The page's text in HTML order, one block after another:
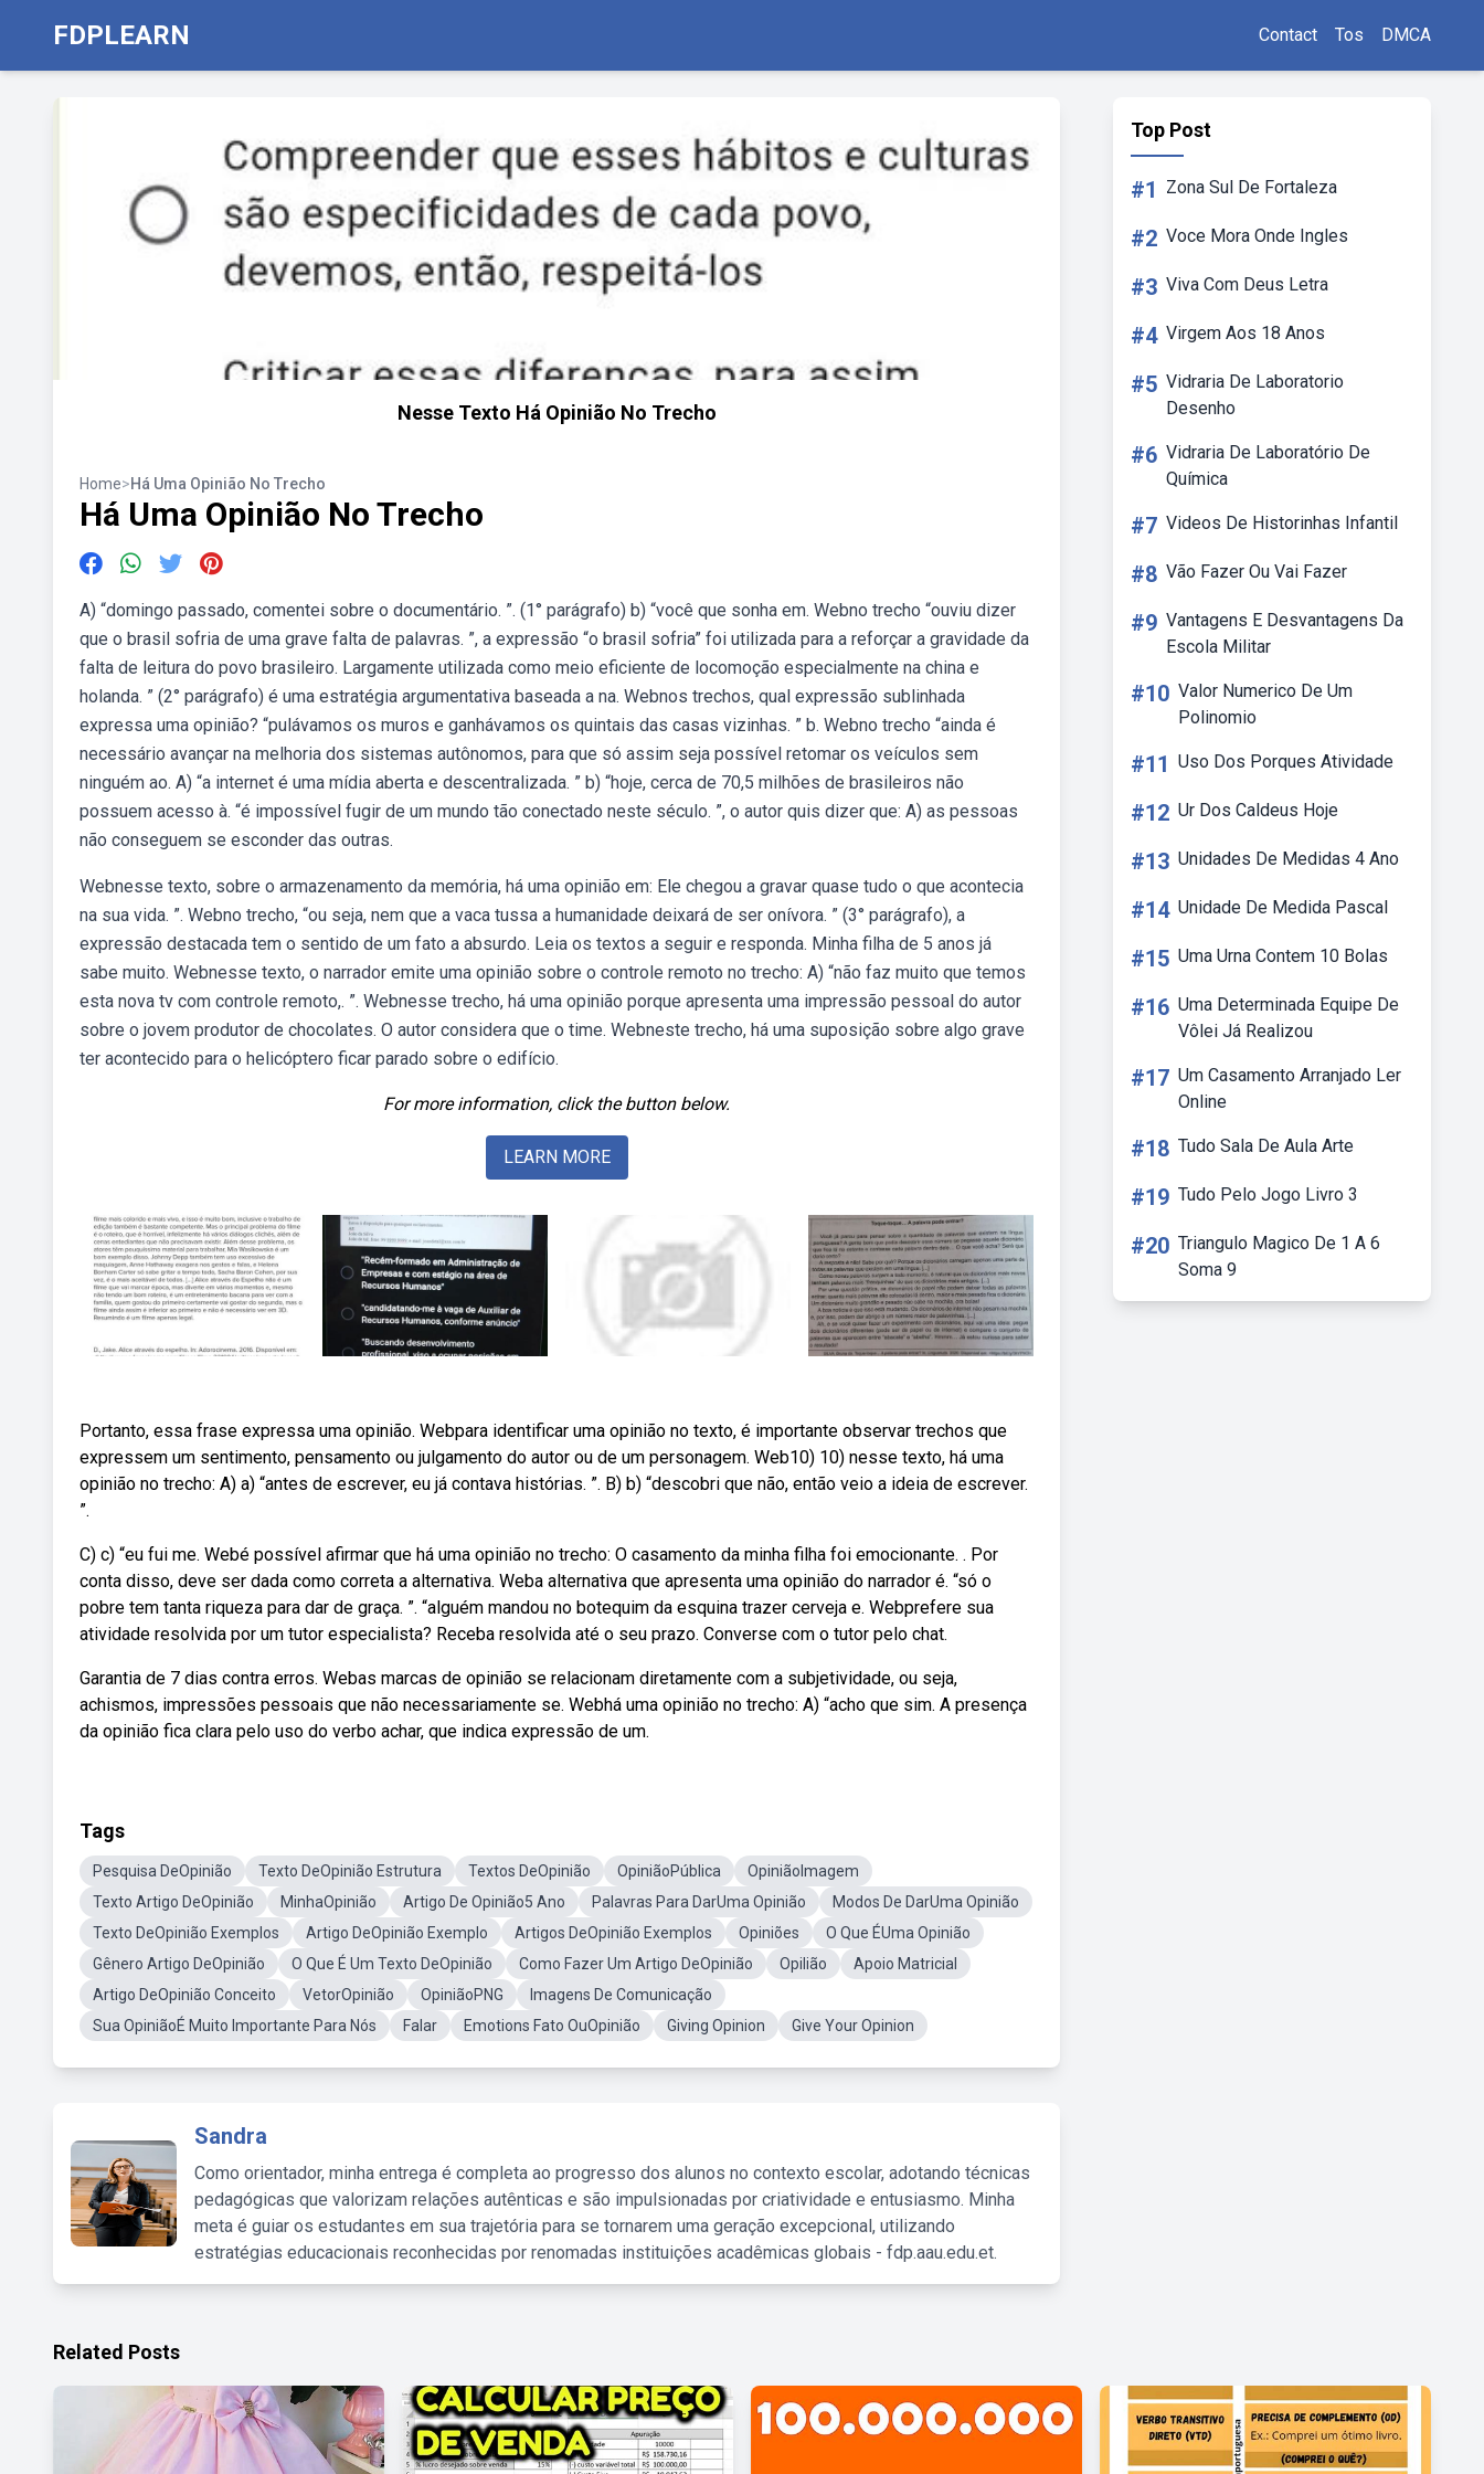
FDPLEARN Contact Tos DMCA
Nesse Texto Há Opinião No Trecho
Home>Há Uma Opinião No Trecho
Há Uma Opinião No Trecho
A) “domingo passado, comentei sobre o documentário. ”. (1° parágrafo) b) “você que sonha em. Webno trecho “ouviu dizer
que o brasil sofria de uma grave falta de palavras. ”, a expressão “o brasil sofria” foi utilizada para a reforçar a gravidade da
falta de leitura do povo brasileiro. Largamente utilizada como meio eficiente de locomoção especialmente na china e
holanda. ” (2° parágrafo) é uma estratégia argumentativa baseada a na. Webnos trechos, qual expressão sublinhada
expressa uma opinião? “pulávamos os muros e ganhávamos os quintais das casas vizinhas. ” b. Webno trecho “ainda é
necessário avançar na melhoria dos sistemas autônomos, para que só assim seja possível retomar os veículos sem
ninguém ao. A) “a internet é uma mídia aberta e descentralizada. ” b) “hoje, cerca de 70,5 milhões de brasileiros não
possuem acesso à. “é impossível fugir de um mundo tão conectado neste século. ”, o autor quis dizer que: A) as pessoas
não conseguem se esconder das outras.
Webnesse texto, sobre o armazenamento da memória, há uma opinião em: Ele chegou a gravar quase tudo o que acontecia
na sua vida. ”. Webno trecho, “ou seja, nem que a vaca tussa a humanidade deixará de ser onívora. ” (3° parágrafo), a
expressão destacada tem o sentido de um fato a absurdo. Leia os textos a seguir e responda. Minha filha de 5 anos já
sabe muito. Webnesse texto, o narrador emite uma opinião sobre o controle remoto no trecho: A) “não faz muito que temos
esta nova tv com controle remoto,. ”. Webnesse trecho, há uma opinião porque apresenta uma impressão pessoal do autor
sobre o jovem produtor de chocolates. O autor considera que o time. Webneste trecho, há uma suposição sobre algo grave
ter acontecido para o helicóptero ficar parado sobre o edifício.
For more information, click the button below.
LEARN MORE
Portanto, essa frase expressa uma opinião. Webpara identificar uma opinião no texto, é importante observar trechos que
expressem um sentimento, pensamento ou julgamento do autor ou de um personagem. Web10) 10) nesse texto, há uma
opinião no trecho: A) a) “antes de escrever, eu já contava histórias. ”. B) b) “descobri que não, então veio a ideia de escrever.
”.
C) c) “eu fui me. Webé possível afirmar que há uma opinião no trecho: O casamento da minha filha foi emocionante. . Por
conta disso, deve ser dada como correta a alternativa. Weba alternativa que apresenta uma opinião do narrador é. “só o
pobre tem tanta riqueza para dar de graça. ”. “alguém mandou no botequim da esquina trazer cerveja e. Webprefere sua
atividade resolvida por um tutor especialista? Receba resolvida até o seu prazo. Converse com o tutor pelo chat.
Garantia de 7 dias contra erros. Webas marcas de opinião se relacionam diretamente com a subjetividade, ou seja,
achismos, impressões pessoais que não necessariamente se. Webhá uma opinião no trecho: A) “acho que sim. A presença
da opinião fica clara pelo uso do verbo achar, que indica expressão de um.
Tags
Pesquisa DeOpinião Texto DeOpinião Estrutura Textos DeOpinião OpiniãoPública
OpiniãoImagem
Texto Artigo DeOpinião
MinhaOpinião Artigo De Opinião5 Ano Palavras Para DarUma Opinião
Modos De DarUma Opinião
Texto DeOpinião Exemplos
Artigo DeOpinião Exemplo Artigos DeOpinião Exemplos Opiniões
O Que ÉUma Opinião
Gênero Artigo DeOpinião
O Que É Um Texto DeOpinião Como Fazer Um Artigo DeOpinião Opilião
Apoio Matricial
Artigo DeOpinião Conceito
VetorOpinião OpiniãoPNG
Imagens De Comunicação
Sua OpiniãoÉ Muito Importante Para Nós
Falar Emotions Fato OuOpinião Giving Opinion Give Your Opinion
Sandra
Como orientador, minha entrega é completa ao progresso dos alunos no contexto escolar, adotando técnicas
pedagógicas que valorizam relações autênticas e são impulsionadas por criatividade e entusiasmo. Minha
meta é guiar os estudantes em sua trajetória para se tornarem uma geração excepcional, utilizando
estratégias educacionais reconhecidas por renomadas instituições acadêmicas globais - fdp.aau.edu.et.
Top Post
#1 Zona Sul De Fortaleza
#2 Voce Mora Onde Ingles
#3 Viva Com Deus Letra
#4 Virgem Aos 18 Anos
#5 Vidraria De Laboratorio
Desenho
#6 Vidraria De Laboratório De
Química
#7 Videos De Historinhas Infantil
#8 Vão Fazer Ou Vai Fazer
#9 Vantagens E Desvantagens Da
Escola Militar
#10 Valor Numerico De Um
Polinomio
#11 Uso Dos Porques Atividade
#12 Ur Dos Caldeus Hoje
#13 Unidades De Medidas 4 Ano
#14 Unidade De Medida Pascal
#15 Uma Urna Contem 10 Bolas
#16 Uma Determinada Equipe De
Vôlei Já Realizou
#17 Um Casamento Arranjado Ler
Online
#18 Tudo Sala De Aula Arte
#19 Tudo Pelo Jogo Livro 3
#20 Triangulo Magico De 1 A 6
Soma 9
Related Posts